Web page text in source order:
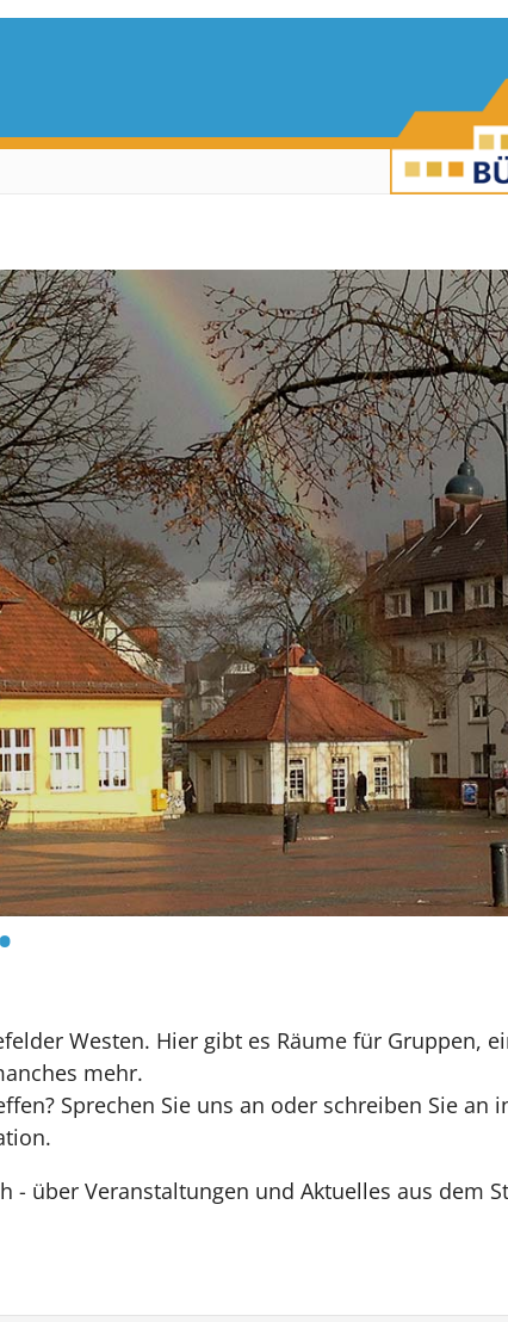
•
Westen. Hier gibt es Räume für Gruppen,
mehr.
Sprechen Sie uns an oder schreiben Sie an
- über Veranstaltungen und Aktuelles aus dem